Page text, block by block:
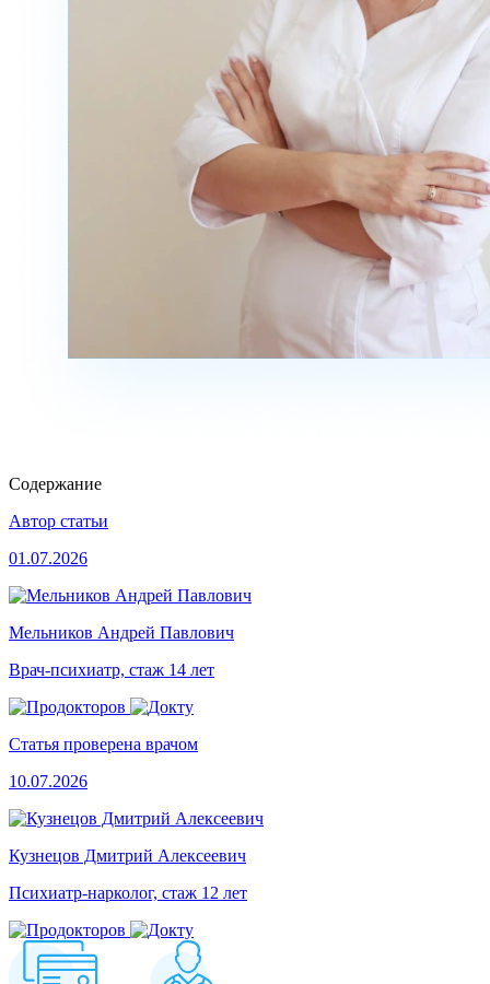
Содержание
Автор статьи
01.07.2026
Мельников Андрей Павлович
Врач-психиатр, стаж 14 лет
Статья проверена врачом
10.07.2026
Кузнецов Дмитрий Алексеевич
Психиатр-нарколог, стаж 12 лет